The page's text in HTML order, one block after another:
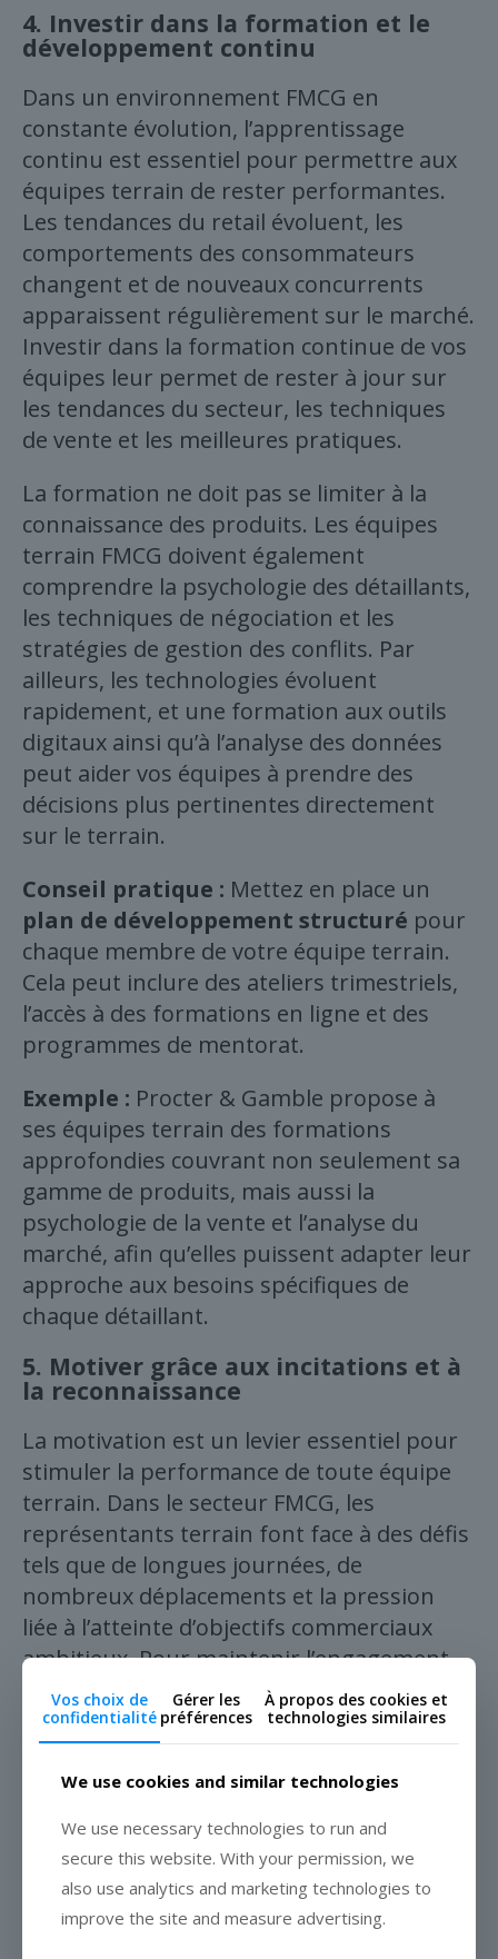
4. Investir dans la formation et le
développement continu
Dans un environnement FMCG en
constante évolution, l’apprentissage
continu est essentiel pour permettre aux
équipes terrain de rester performantes.
Les tendances du retail évoluent, les
comportements des consommateurs
changent et de nouveaux concurrents
apparaissent régulièrement sur le marché.
Investir dans la formation continue de vos
équipes leur permet de rester à jour sur
les tendances du secteur, les techniques
de vente et les meilleures pratiques.
La formation ne doit pas se limiter à la
connaissance des produits. Les équipes
terrain FMCG doivent également
comprendre la psychologie des détaillants,
les techniques de négociation et les
stratégies de gestion des conflits. Par
ailleurs, les technologies évoluent
rapidement, et une formation aux outils
digitaux ainsi qu’à l’analyse des données
peut aider vos équipes à prendre des
décisions plus pertinentes directement
sur le terrain.
Conseil pratique : Mettez en place un
plan de développement structuré pour
chaque membre de votre équipe terrain.
Cela peut inclure des ateliers trimestriels,
l’accès à des formations en ligne et des
programmes de mentorat.
Exemple : Procter & Gamble propose à
ses équipes terrain des formations
approfondies couvrant non seulement sa
gamme de produits, mais aussi la
psychologie de la vente et l’analyse du
marché, afin qu’elles puissent adapter leur
approche aux besoins spécifiques de
chaque détaillant.
5. Motiver grâce aux incitations et à
la reconnaissance
La motivation est un levier essentiel pour
stimuler la performance de toute équipe
terrain. Dans le secteur FMCG, les
représentants terrain font face à des défis
tels que de longues journées, de
nombreux déplacements et la pression
liée à l’atteinte d’objectifs commerciaux
ambitieux. Pour maintenir l’engagement
de vos équipes, il est indispensable de
mettre en place un programme
d’incitation structuré.
comme des primes liées au dépassement
des objectifs — ou non financières, telles
que des récompenses, des jours de congé
supplémentaires ou des opportunités
Vos choix de
confidentialité
Gérer les
préférences
À propos des cookies et
technologies similaires
We use cookies and similar technologies
We use necessary technologies to run and
secure this website. With your permission, we
also use analytics and marketing technologies to
improve the site and measure advertising.